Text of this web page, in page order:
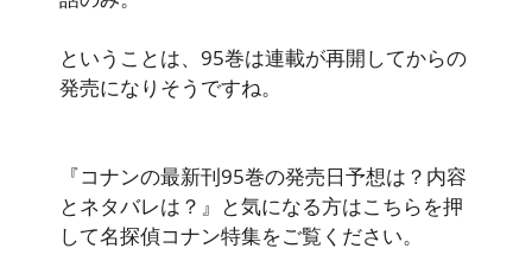
ということは、95巻は連載が再開してからの
発売になりそうですね。
『コナンの最新刊95巻の発売日予想は？内容
とネタバレは？』 と気になる方はこちらを押
して名探偵コナン特集をご覧ください。